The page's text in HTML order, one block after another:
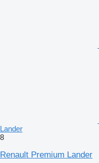
Lander
8
Renault Premium Lander